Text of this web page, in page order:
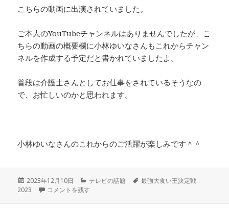
こちらの動画に出演されていました。
ご本人のYouTubeチャンネルはありませんでしたが、こ
ちらの動画の概要欄に小林ゆいなさんもこれからチャン
ネルを作成する予定だと書かれていましたよ。
普段は介護士さんとしてお仕事をされているそうなの
で、お忙しいのかと思われます。
小林ゆいなさんのこれからのご活躍が楽しみです＾＾
投
稿
2023年12月10日
カ
テ
テレビの話題
タ
最強大食い王決定戦
2023
大食いキャラの小林ゆいなさん 年齢やSNSアカウントほかプロフ
コメントを残す